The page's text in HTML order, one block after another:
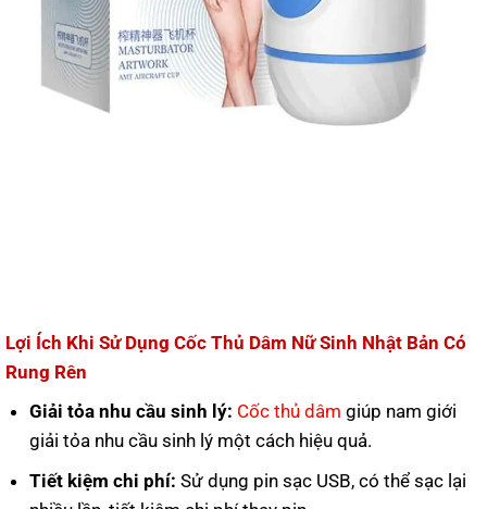
Lợi Ích Khi Sử Dụng Cốc Thủ Dâm Nữ Sinh Nhật Bản Có
Rung Rên
Giải tỏa nhu cầu sinh lý: Cốc thủ dâm giúp nam giới
giải tỏa nhu cầu sinh lý một cách hiệu quả.
Tiết kiệm chi phí: Sử dụng pin sạc USB, có thể sạc lại